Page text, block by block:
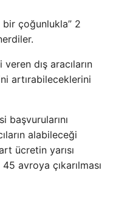
bir çoğunlukla” 2
dış aracıların
artırabileceklerini
başvurularını
alabileceği
ücretin yarısı
avroya çıkarılması